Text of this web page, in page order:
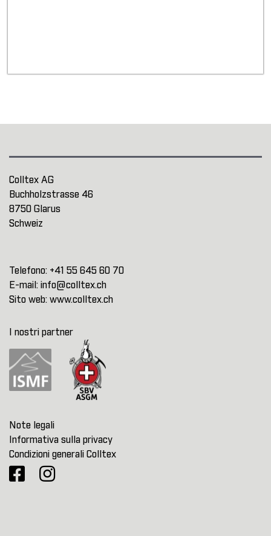
Colltex AG
Buchholzstrasse 46
8750 Glarus
Schweiz
Telefono: +41 55 645 60 70
E-mail: info@colltex.ch
Sito web: www.colltex.ch
I nostri partner
Note legali
Informativa sulla privacy
Condizioni generali Colltex